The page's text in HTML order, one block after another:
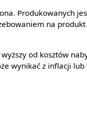
Produkowanych
na
od kosztów
wynikać z inflacji